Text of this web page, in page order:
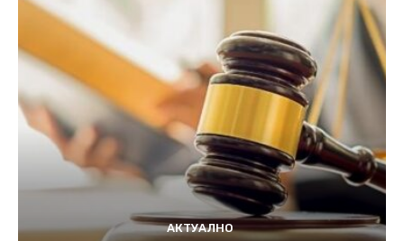
АКТУАЛНО